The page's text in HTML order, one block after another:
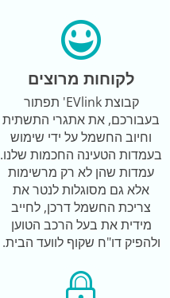
לקוחות מרוצים
קבוצת EVlink' תפתור
בעבורכם, את אתגרי התשתית
וחיוב החשמל על ידי שימוש
בעמדות הטעינה החכמות שלנו.
עמדות שהן לא רק מרשימות
אלא גם מסוגלות לנטר את
צריכת החשמל דרכן, לחייב
מידית את בעל הרכב הטוען
ולהפיק דו"ח שקוף לוועד הבית.